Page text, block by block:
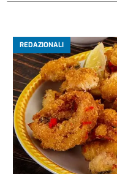
REDAZIONALI